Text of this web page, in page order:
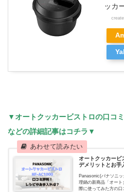
ッカ
▼オートクッカービストロの口コ
などの詳細記事はコチラ▼
オートクッカービ
デメリットとお手
Panasonic(パナソニ
理鍋の新商品「オー
際に使ってみた方の口